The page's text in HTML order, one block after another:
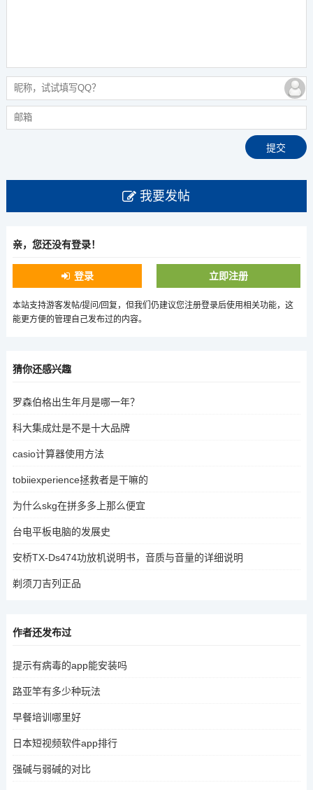
我要发帖
亲，您还没有登录！
登录 立即注册
本站支持游客发帖/提问/回复，但我们仍建议您注册登录后使用相关功能，这
能更方便的管理自己发布过的内容。
猜你还感兴趣
罗森伯格出生年月是哪一年？
科大集成灶是不是十大品牌
casio计算器使用方法
tobiiexperience拯救者是干嘛的
为什么skg在拼多多上那么便宜
台电平板电脑的发展史
安桥TX-Ds474功放机说明书，音质与音量的详细说明
剃须刀吉列正品
作者还发布过
提示有病毒的app能安装吗
路亚竿有多少种玩法
早餐培训哪里好
日本短视频软件app排行
强碱与弱碱的对比